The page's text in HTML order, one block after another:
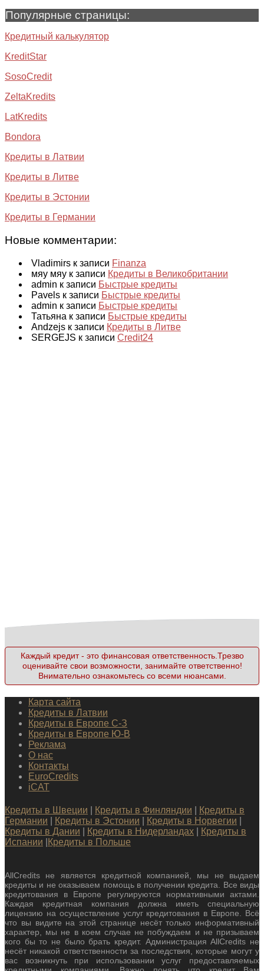
Популярные страницы:
Кредитный калькулятор
KreditStar
SosoCredit
ZeltaKredits
LatKredits
Bondora
Кредиты в Латвии
Кредиты в Литве
Кредиты в Эстонии
Кредиты в Германии
Новые комментарии:
Vladimirs к записи Finanza
мяу мяу к записи Кредиты в Великобритании
admin к записи Быстрые кредиты
Pavels к записи Быстрые кредиты
admin к записи Быстрые кредиты
Татьяна к записи Быстрые кредиты
Andzejs к записи Кредиты в Литве
SERGEJS к записи Credit24
Каждый кредит - это финансовая ответственность.Трезво
оценивайте свои возможности, занимайте ответственно!
Внимательно ознакомьтесь со всеми нюансами.
Карта сайта
Кредиты в Латвии
Кредиты в Европе С-З
Кредиты в Европе Ю-В
Реклама
О нас
Контакты
EuroCredits
iCAT
Кредиты в Швеции Кредиты в Финляндии
Кредиты в
Германии
Кредиты в Эстонии Кредиты в Норвегии
Кредиты в Дании
Кредиты в Нидерландах
Кредиты в
Испании
Кредиты в Польше
AllCredits не является кредитной компанией, мы не выдаем
кредиты и не оказываем помощь в получении кредита. Все виды
кредитования в Европе регулируются нормативными актами.
Каждая кредитная компания должна иметь специальную
лицензию на осуществление услуг кредитования в Европе. Всё
что вы видите на этой странице несёт только информативный
характер, мы не в коем случае не побуждаем и не призываем
кого бы то не было брать кредит. Администрация AllCredits не
несёт никакой ответственности за последствия, которые могут у
вас возникнуть при использовании услуг предоставляемых